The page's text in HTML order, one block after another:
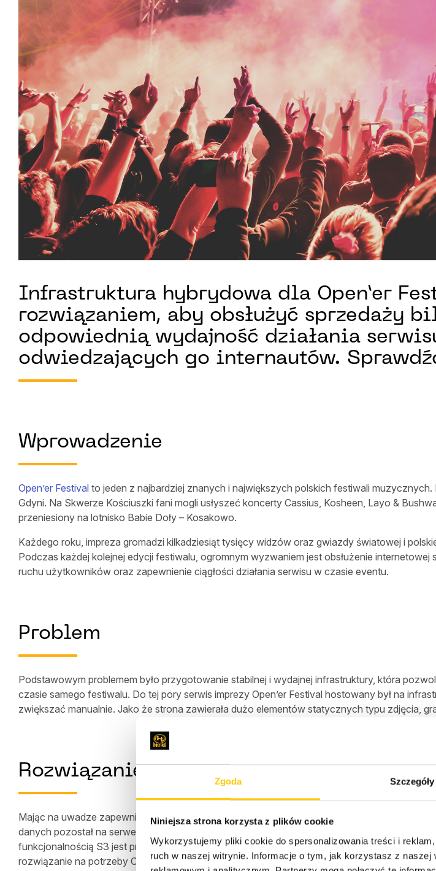
Zgoda Szczegóły
Niniejsza strona korzysta z plików cookie
Wykorzystujemy pliki cookie do spersonalizowania treści i
ruch w naszej witrynie. Informacje o tym, jak korzystasz z naszej
Infrastruktura hybrydowa dla Open’er
rozwiązaniem, aby obsłużyć sprzedaży
odpowiednią wydajność działania
odwiedzających go internautów.
Wprowadzenie
Open’er Festival to jeden z najbardziej znanych i największych polskich festiwali
Gdyni. Na Skwerze Kościuszki fani mogli usłyszeć koncerty Cassius, Kosheen, Layo &
przeniesiony na lotnisko Babie Doły – Kosakowo.
Każdego roku, impreza gromadzi kilkadziesiąt tysięcy widzów oraz gwiazdy światowej i
Podczas każdej kolejnej edycji festiwalu, ogromnym wyzwaniem jest obsłużenie
ruchu użytkowników oraz zapewnienie ciągłości działania serwisu w czasie eventu.
Problem
Podstawowym problemem było przygotowanie stabilnej i wydajnej infrastruktury, która
czasie samego festiwalu. Do tej pory serwis imprezy Open’er Festival hostowany był na
zwiększać manualnie. Jako że strona zawierała dużo elementów statycznych typu zdjęcia,
Rozwiązanie – infrastruktura hybrydowa
Mając na uwadze zapewnienie wysokiej wydajności, zaproponowaliśmy stworzenie
danych pozostał na serwerach wirtualnych, a zważywszy na mnogość plików statycznych,
funkcjonalnością S3 jest przechowywanie i łatwy dostęp do dowolnej ilości danych, które w
rozwiązanie na potrzeby Open’er Festival.